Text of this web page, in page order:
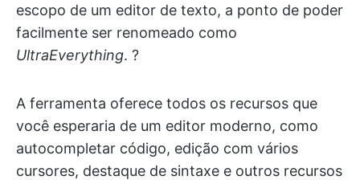
escopo de um editor de texto, a ponto de poder
facilmente ser renomeado como
UltraEverything. ?
A ferramenta oferece todos os recursos que
você esperaria de um editor moderno, como
autocompletar código, edição com vários
cursores, destaque de sintaxe e outros recursos